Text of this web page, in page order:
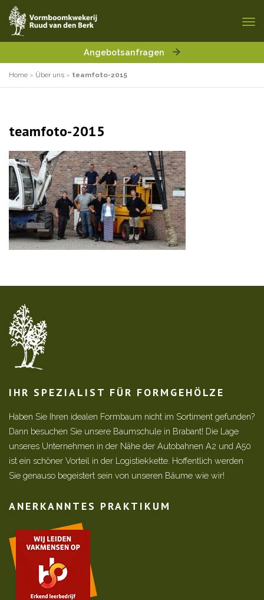
Angebotsanfragen
Home » Über uns » teamfoto-2015
teamfoto-2015
IHR SPEZIALIST FÜR FORMGEHÖLZE
Haben Sie Ihren idealen Formbaum nicht im Sortiment gefunden?
Dann besuchen Sie unsere Baumschule in Brabant! Die Lage
unseres Unternehmen in der Nähe der Autobahnen A2 und A50
ist ein schöner Vorteil in der Logistiekkette. Hoffentlich werden
Sie genauso begeistert sein von unseren Bäume wie wir!
ANERKANNTES PRAKTIKUM